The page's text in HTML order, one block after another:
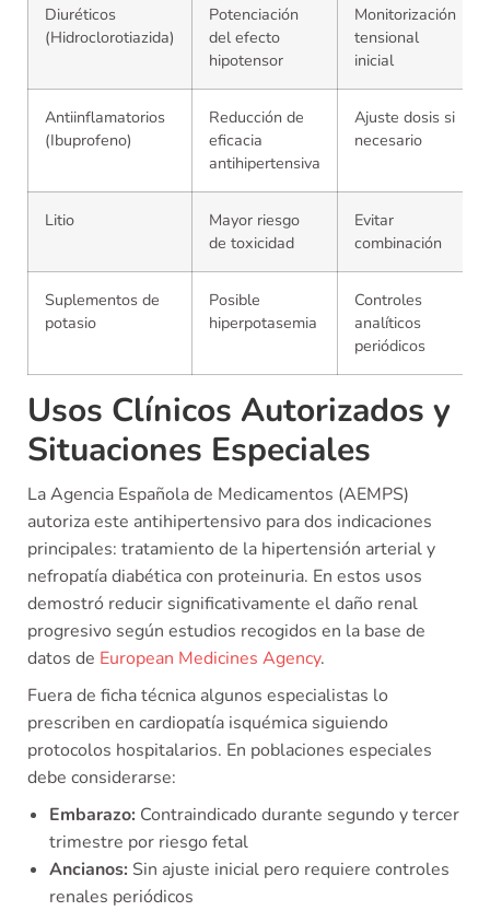
Diuréticos
(Hidroclorotiazida)
Potenciación
del efecto
hipotensor
Monitorización
tensional
inicial
Antiinflamatorios
(Ibuprofeno)
Reducción de
eficacia
antihipertensiva
Ajuste dosis si
necesario
Litio
Mayor riesgo
de toxicidad
Evitar
combinación
Suplementos de
potasio
Posible
hiperpotasemia
Controles
analíticos
periódicos
Usos Clínicos Autorizados y
Situaciones Especiales
La Agencia Española de Medicamentos (AEMPS)
autoriza este antihipertensivo para dos indicaciones
principales: tratamiento de la hipertensión arterial y
nefropatía diabética con proteinuria. En estos usos
demostró reducir significativamente el daño renal
progresivo según estudios recogidos en la base de
datos de European Medicines Agency.
Fuera de ficha técnica algunos especialistas lo
prescriben en cardiopatía isquémica siguiendo
protocolos hospitalarios. En poblaciones especiales
debe considerarse:
Embarazo: Contraindicado durante segundo y tercer
trimestre por riesgo fetal
Ancianos: Sin ajuste inicial pero requiere controles
renales periódicos